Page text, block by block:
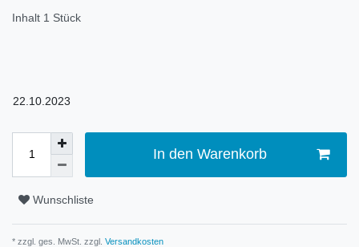
Inhalt 1 Stück
22.10.2023
In den Warenkorb
Wunschliste
* zzgl. ges. MwSt. zzgl. Versandkosten